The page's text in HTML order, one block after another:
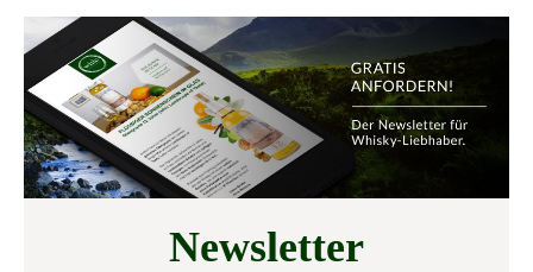
Newsletter